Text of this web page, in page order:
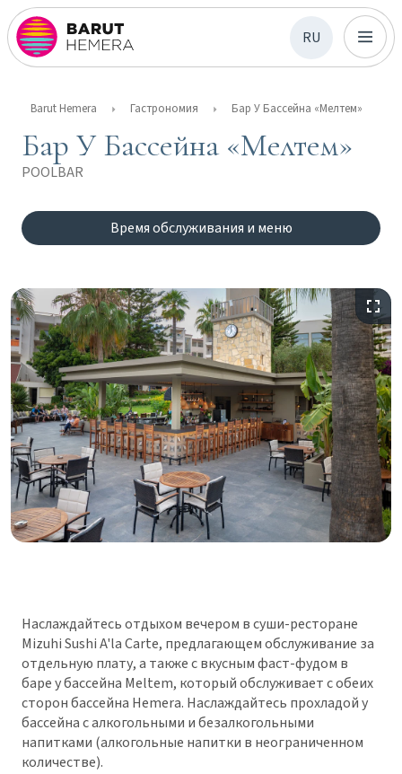
RU
Barut Hemera Гастрономия Бар У Бассейна «Мелтем»
Бар У Бассейна «Мелтем»
POOLBAR
Время обслуживания и меню
Наслаждайтесь отдыхом вечером в суши-ресторане
Mizuhi Sushi A'la Carte, предлагающем обслуживание за
отдельную плату, а также с вкусным фаст-фудом в
баре у бассейна Meltem, который обслуживает с обеих
сторон бассейна Hemera. Hаслаждайтесь прохладой у
бассейна с алкогольными и безалкогольными
напитками (алкогольные напитки в неограниченном
количестве).